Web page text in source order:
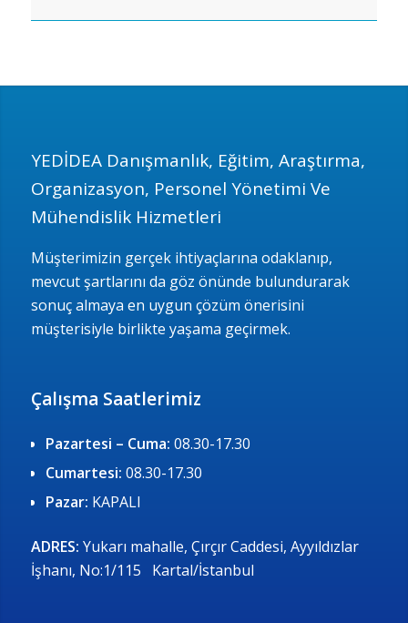
YEDİDEA Danışmanlık, Eğitim, Araştırma,
Organizasyon, Personel Yönetimi Ve
Mühendislik Hizmetleri
Müşterimizin gerçek ihtiyaçlarına odaklanıp,
mevcut şartlarını da göz önünde bulundurarak
sonuç almaya en uygun çözüm önerisini
müşterisiyle birlikte yaşama geçirmek.
Çalışma Saatlerimiz
Pazartesi – Cuma: 08.30-17.30
Cumartesi: 08.30-17.30
Pazar: KAPALI
ADRES: Yukarı mahalle, Çırçır Caddesi, Ayyıldızlar
İşhanı, No:1/115 Kartal/İstanbul